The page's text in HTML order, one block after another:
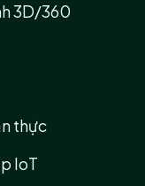
3D/360
thực
IoT